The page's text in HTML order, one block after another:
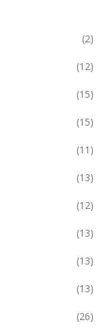
(2)
(12)
(15)
(15)
(11)
(13)
(12)
(13)
(13)
(13)
(26)